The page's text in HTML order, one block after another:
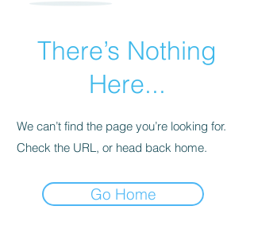
There’s Nothing
Here...
We can’t find the page you’re looking for.
Check the URL, or head back home.
Go Home